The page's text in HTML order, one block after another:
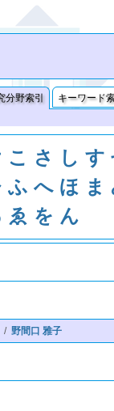
分野索引
キーワード
こ さ し す
ふ へ ほ ま
ゑ を ん
/ 野間口 雅子